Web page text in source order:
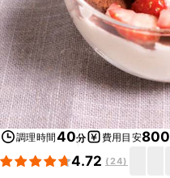
調理時間40分 費用目安800
4.72 (24)